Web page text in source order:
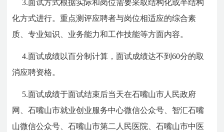
3.面试方式根据实际和岗位需要采取结构化或半结构
化方式进行。重点测评应聘者与岗位相适应的综合素
质、专业知识、业务能力和工作技能等方面内容。
4.面试成绩以百分制计算，面试成绩达不到60分的取
消应聘资格。
5.面试成绩于面试结束后当天在石嘴山市人民政府
网、石嘴山市就业创业服务中心微信公众号、智汇石嘴
山微信公众号、石嘴山市第二人民医院、石嘴山市中医